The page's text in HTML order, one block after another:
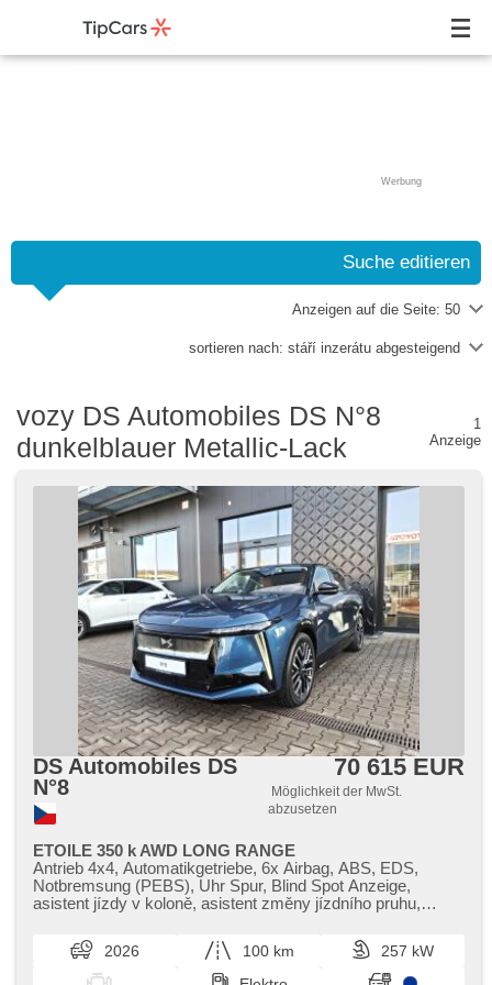
Werbung
Suche editieren
Anzeigen auf die Seite: 50
sortieren nach: stáří inzerátu abgesteigend
vozy DS Automobiles DS N°8
dunkelblauer Metallic-Lack
1
Anzeige
DS Automobiles DS
N°8
70 615 EUR
Möglichkeit der MwSt.
abzusetzen
ETOILE 350 k AWD LONG RANGE
Antrieb 4x4, Automatikgetriebe, 6x Airbag, ABS, EDS,
Notbremsung (PEBS), Uhr Spur, Blind Spot Anzeige,
asistent jízdy v koloně, asistent změny jízdního pruhu,
Klimaautomatik, Standheizung, Standheizung mit
Zeitvorwärmer, Adaptive Geschwindigkeitsregelung, LED
matrixové světlomety, automatické přepínání dálkových
2026 100 km
257 kW